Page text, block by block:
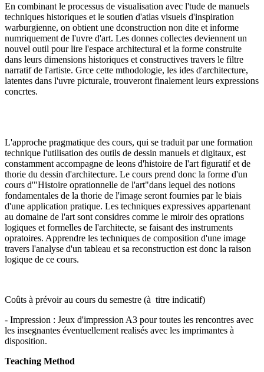
En combinant le processus de visualisation avec l'tude de manuels
techniques historiques et le soutien d'atlas visuels d'inspiration
warburgienne, on obtient une dconstruction non dite et informe
numriquement de l'uvre d'art. Les donnes collectes deviennent un
nouvel outil pour lire l'espace architectural et la forme construite
dans leurs dimensions historiques et constructives travers le filtre
narratif de l'artiste. Grce cette mthodologie, les ides d'architecture,
latentes dans l'uvre picturale, trouveront finalement leurs expressions
concrtes.
L'approche pragmatique des cours, qui se traduit par une formation
technique l'utilisation des outils de dessin manuels et digitaux, est
constamment accompagne de leons d'histoire de l'art figuratif et de
thorie du dessin d'architecture. Le cours prend donc la forme d'un
cours d'"Histoire oprationnelle de l'art"dans lequel des notions
fondamentales de la thorie de l'image seront fournies par le biais
d'une application pratique. Les techniques expressives appartenant
au domaine de l'art sont considres comme le miroir des oprations
logiques et formelles de l'architecte, se faisant des instruments
opratoires. Apprendre les techniques de composition d'une image
travers l'analyse d'un tableau et sa reconstruction est donc la raison
logique de ce cours.
Coûts à prévoir au cours du semestre (à titre indicatif)
- Impression : Jeux d'impression A3 pour toutes les rencontres avec
les insegnantes éventuellement realisés avec les imprimantes à
disposition.
Teaching Method